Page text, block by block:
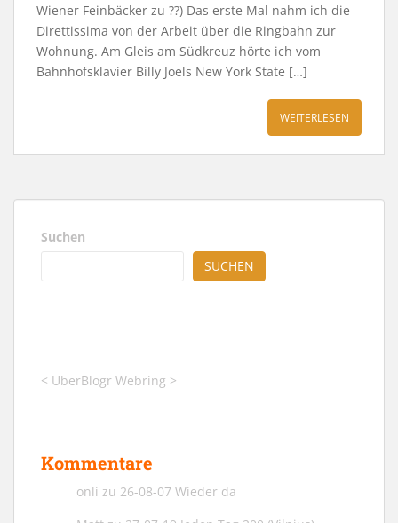
Wiener Feinbäcker zu ??) Das erste Mal nahm ich die
Direttissima von der Arbeit über die Ringbahn zur
Wohnung. Am Gleis am Südkreuz hörte ich vom
Bahnhofsklavier Billy Joels New York State […]
WEITERLESEN
Suchen
SUCHEN
< UberBlogr Webring >
Kommentare
onli zu 26-08-07 Wieder da